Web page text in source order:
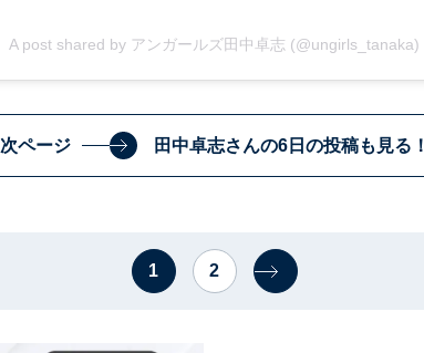
A post shared by アンガールズ田中卓志 (@ungirls_tanaka)
次ページ 田中卓志さんの6日の投稿も見る！
1 2